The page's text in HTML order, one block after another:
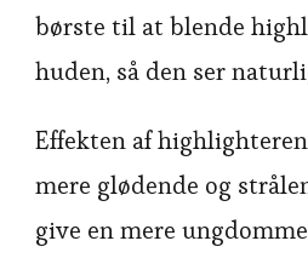
børste til at blende
huden, så den ser
Effekten af
mere glødende og
give en mere